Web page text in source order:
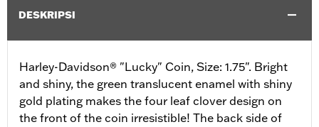
DESKRIPSI
Harley-Davidson® "Lucky" Coin, Size: 1.75". Bright
and shiny, the green translucent enamel with shiny
gold plating makes the four leaf clover design on
the front of the coin irresistible! The back side of